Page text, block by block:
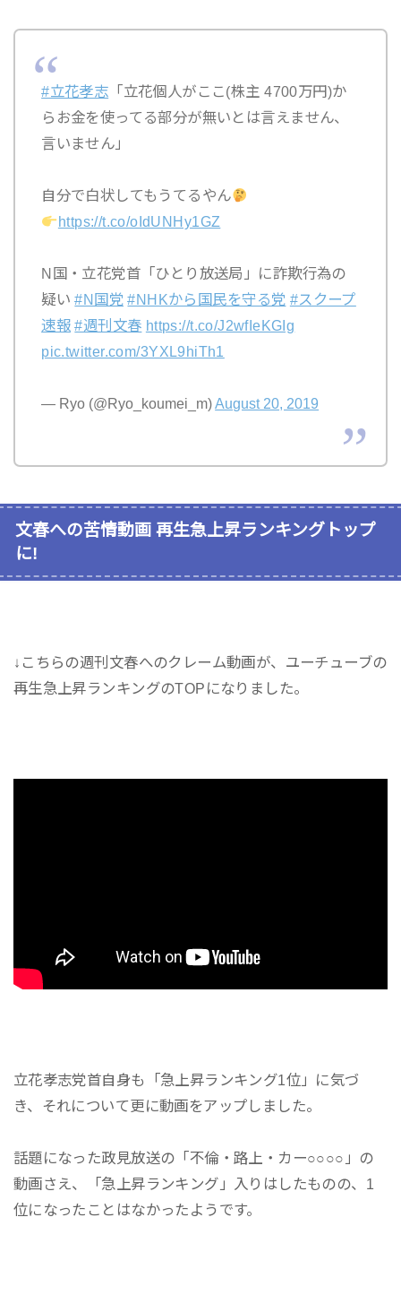
#立花孝志 「立花個人がここ(株主 4700万円)か
らお金を使ってる部分が無いとは言えません、
言いません」
自分で白状してもうてるやん
https://t.co/oIdUNHy1GZ
N国・立花党首「ひとり放送局」に詐欺行為の
疑い#N国党 #NHKから国民を守る党 #スクープ
速報 #週刊文春 https://t.co/J2wfIeKGIg
pic.twitter.com/3YXL9hiTh1
— Ryo (@Ryo_koumei_m)August 20, 2019
文春への苦情動画 再生急上昇ランキングトップ
に!
↓こちらの週刊文春へのクレーム動画が、ユーチューブの
再生急上昇ランキングのTOPになりました。
立花孝志党首自身も「急上昇ランキング1位」に気づ
き、それについて更に動画をアップしました。
話題になった政見放送の「不倫・路上・カー○○○○」の
動画さえ、「急上昇ランキング」入りはしたものの、1
位になったことはなかったようです。